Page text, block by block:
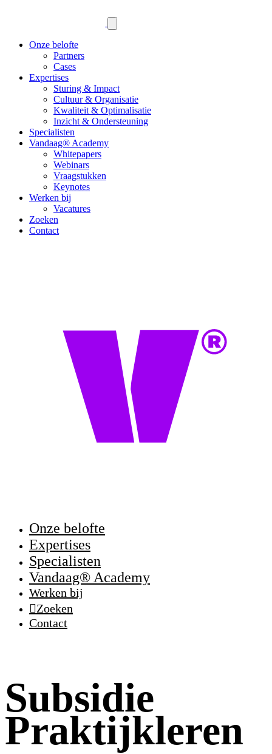
Onze belofte
Partners
Cases
Expertises
Sturing & Impact
Cultuur & Organisatie
Kwaliteit & Optimalisatie
Inzicht & Ondersteuning
Specialisten
Vandaag® Academy
Whitepapers
Webinars
Vraagstukken
Keynotes
Werken bij
Vacatures
Zoeken
Contact
Onze belofte
Expertises
Specialisten
Vandaag® Academy
Werken bij
Zoeken
Contact
Subsidie
Praktijkleren